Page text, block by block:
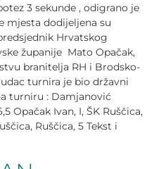
3 sekunde , odigrano je
mjesta dodijeljena su
Hrvatskog
županije Mato Opačak,
branitelja RH i Brodsko-
turnira je bio državni
turniru : Damjanović
Opačak Ivan, I, ŠK Ruščica,
Ruščica, 5 Tekst i